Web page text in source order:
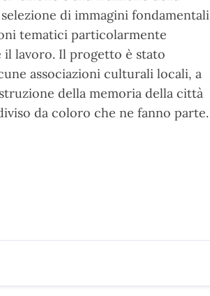
di immagini fondamentali
tematici particolarmente
lavoro. Il progetto è stato
associazioni culturali locali, a
della memoria della città
da coloro che ne fanno parte.